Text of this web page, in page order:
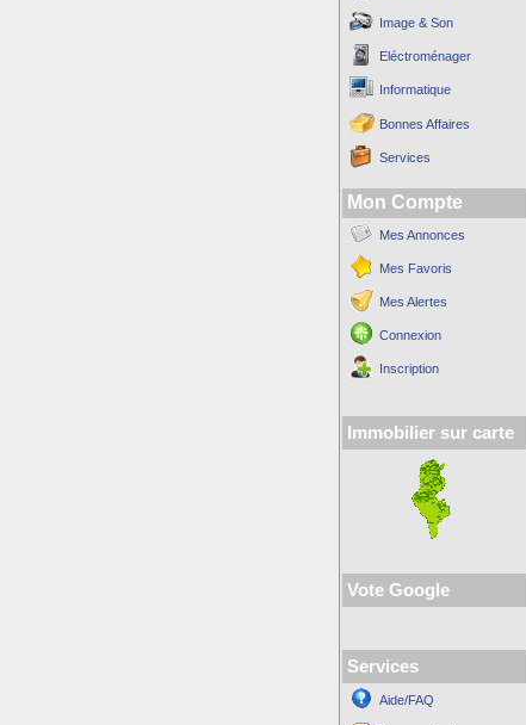
Image & Son
Eléctroménager
Informatique
Bonnes Affaires
Services
Mon Compte
Mes Annonces
Mes Favoris
Mes Alertes
Connexion
Inscription
Immobilier sur carte
Vote Google
Services
Aide/FAQ